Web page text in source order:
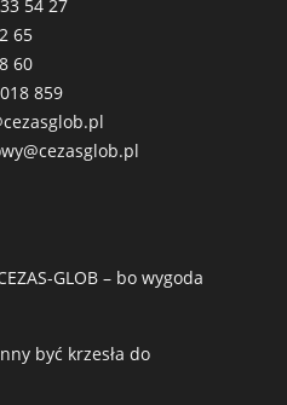
54 27
65
60
859
GLOB – bo wygoda
być krzesła do